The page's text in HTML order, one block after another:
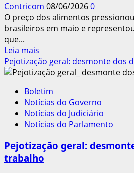
a
R$
8
Contricom 08/06/20260
O preço dos alimentos
brasileiros em maio e
que...
Leia mais
mais
sobre
de
maio
fica
em
influenciada
por
Pejotização geral: desmonte dos
Boletim
Notícias do Governo
Notícias do Judiciário
Notícias do Parlamento
Pejotização geral:
trabalho